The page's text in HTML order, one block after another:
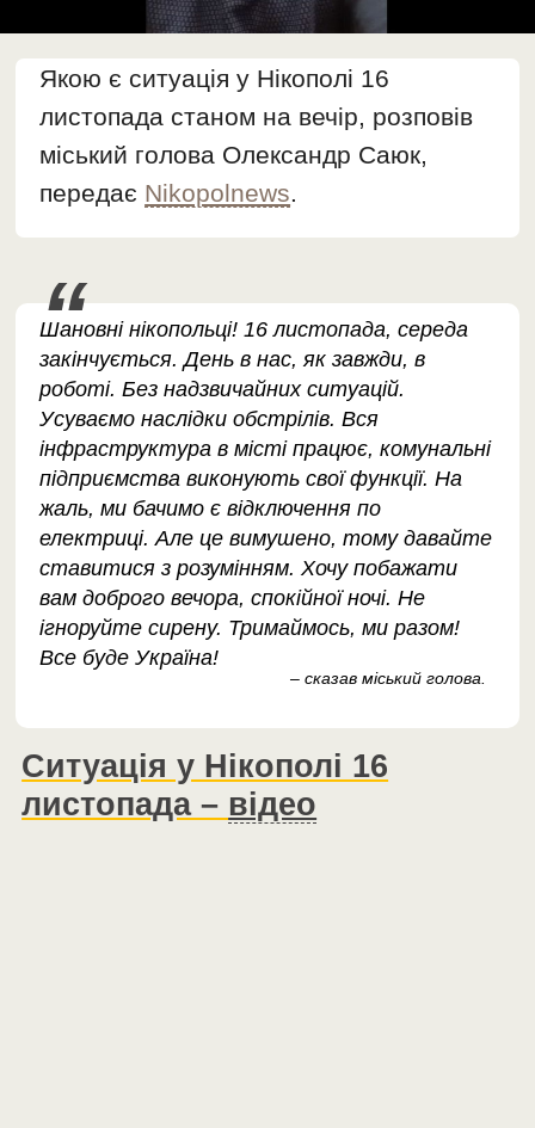
Якою є ситуація у Нікополі 16
листопада станом на вечір, розповів
міський голова Олександр Саюк,
передає Nikopolnews.
Шановні нікопольці! 16 листопада, середа
закінчується. День в нас, як завжди, в
роботі. Без надзвичайних ситуацій.
Усуваємо наслідки обстрілів. Вся
інфраструктура в місті працює, комунальні
підприємства виконують свої функції. На
жаль, ми бачимо є відключення по
електриці. Але це вимушено, тому давайте
ставитися з розумінням. Хочу побажати
вам доброго вечора, спокійної ночі. Не
ігноруйте сирену. Тримаймось, ми разом!
Все буде Україна!
– сказав міський голова.
Ситуація у Нікополі 16
листопада – відео